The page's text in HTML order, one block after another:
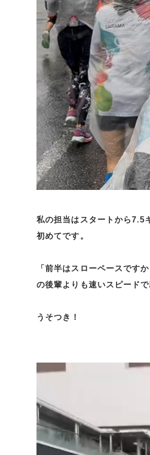
私の担当はスタートから7.5
初めてです。
「前半はスローペースです
の後輩よりも速いスピード
うそつき！